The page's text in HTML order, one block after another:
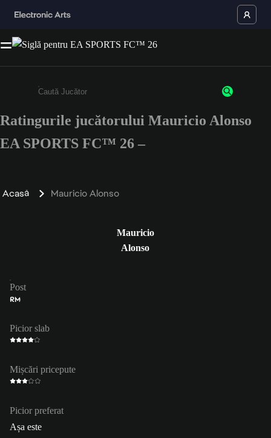
Enter a minimum of 3 characters or numbers
Ratingurile jucătorului Mauricio Alonso
EA SPORTS FC™ 26 –
Acasă Mauricio Alonso
Mauricio
Alonso
Post
RM
Picior slab
Mișcări pricepute
Picior preferat
Așa este